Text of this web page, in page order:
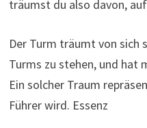
träumst du also davon,
Der Turm träumt von sich
Turms zu stehen, und hat
Ein solcher Traum
Führer wird. Essenz